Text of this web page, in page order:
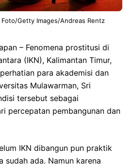
Getty Images/Andreas Rentz
– Fenomena prostitusi di
(IKN), Kalimantan Timur,
para akademisi dan
Mulawarman, Sri
tersebut sebagai
percepatan pembangunan dan
IKN dibangun pun praktik
sudah ada. Namun karena